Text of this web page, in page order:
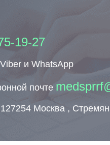
19-27
и WhatsApp
почте
Москва ,